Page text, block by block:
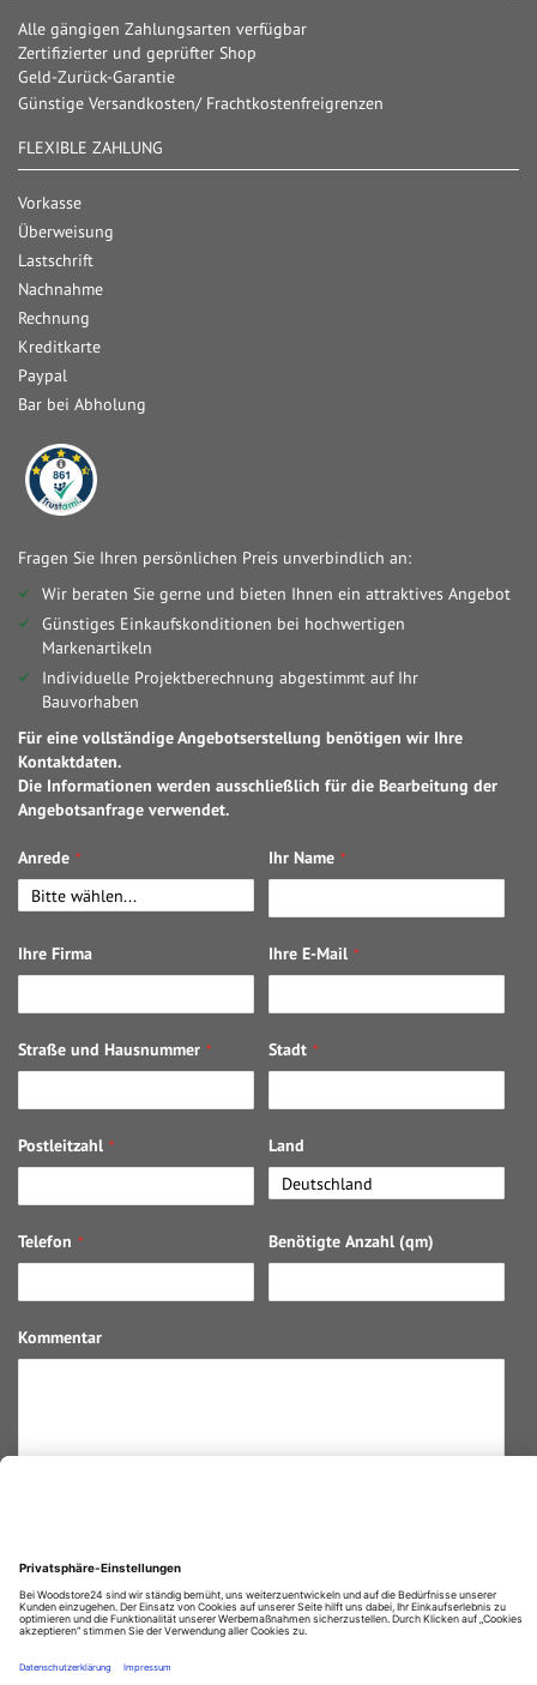
Alle gängigen Zahlungsarten verfügbar
Zertifizierter und geprüfter Shop
Geld-Zurück-Garantie
Günstige Versandkosten/ Frachtkostenfreigrenzen
FLEXIBLE ZAHLUNG
Vorkasse
Überweisung
Lastschrift
Nachnahme
Rechnung
Kreditkarte
Paypal
Bar bei Abholung
Fragen Sie Ihren persönlichen Preis unverbindlich an:
Wir beraten Sie gerne und bieten Ihnen ein attraktives Angebot
Günstiges Einkaufskonditionen bei hochwertigen
Markenartikeln
Individuelle Projektberechnung abgestimmt auf Ihr
Bauvorhaben
Für eine vollständige Angebotserstellung benötigen wir Ihre
Kontaktdaten.
Die Informationen werden ausschließlich für die Bearbeitung der
Angebotsanfrage verwendet.
Anrede Ihr Name
Ihre Firma Ihre E-Mail
Straße und Hausnummer Stadt
Postleitzahl Land
Telefon Benötigte Anzahl (qm)
Kommentar
Ja, ich habe dieDatenschutzerklärung
zu.